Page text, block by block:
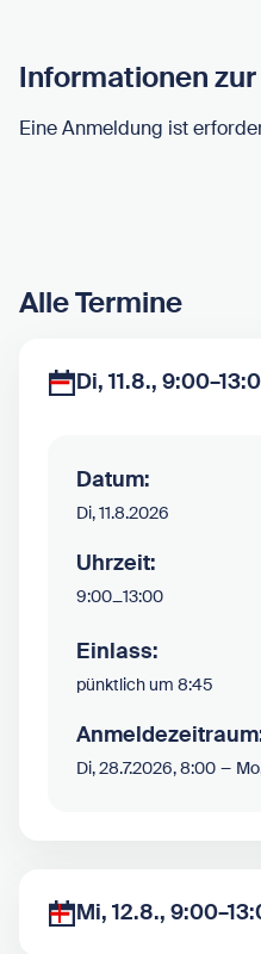
Informationen
Eine Anmeldung ist
Alle Termine
Di, 11.8.,
Datum:
Di, 11.8.2026
Uhrzeit:
9:00–13:00
Einlass:
pünktlich um 8:45
Di, 28.7.2026, 8:00 –
Mi, 12.8.,